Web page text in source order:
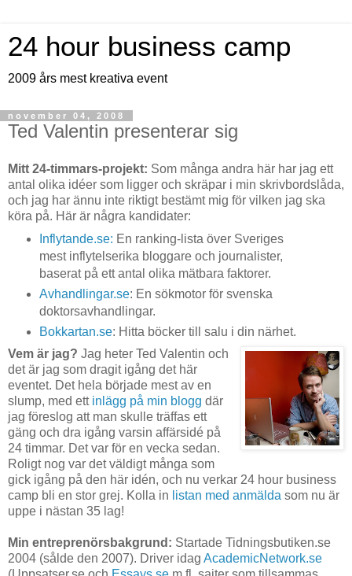
24 hour business camp
2009 års mest kreativa event
november 04, 2008
Ted Valentin presenterar sig
Mitt 24-timmars-projekt: Som många andra här har jag ett
antal olika idéer som ligger och skräpar i min skrivbordslåda,
och jag har ännu inte riktigt bestämt mig för vilken jag ska
köra på. Här är några kandidater:
Inflytande.se: En ranking-lista över Sveriges
mest inflytelserika bloggare och journalister,
baserat på ett antal olika mätbara faktorer.
Avhandlingar.se: En sökmotor för svenska
doktorsavhandlingar.
Bokkartan.se: Hitta böcker till salu i din närhet.
Vem är jag? Jag heter Ted Valentin och
det är jag som dragit igång det här
eventet. Det hela började mest av en
slump, med ett inlägg på min blogg där
jag föreslog att man skulle träffas ett
gäng och dra igång varsin affärsidé på
24 timmar. Det var för en vecka sedan.
Roligt nog var det väldigt många som
gick igång på den här idén, och nu verkar 24 hour business
camp bli en stor grej. Kolla in listan med anmälda som nu är
uppe i nästan 35 lag!
Min entreprenörsbakgrund: Startade Tidningsbutiken.se
2004 (sålde den 2007). Driver idag AcademicNetwork.se